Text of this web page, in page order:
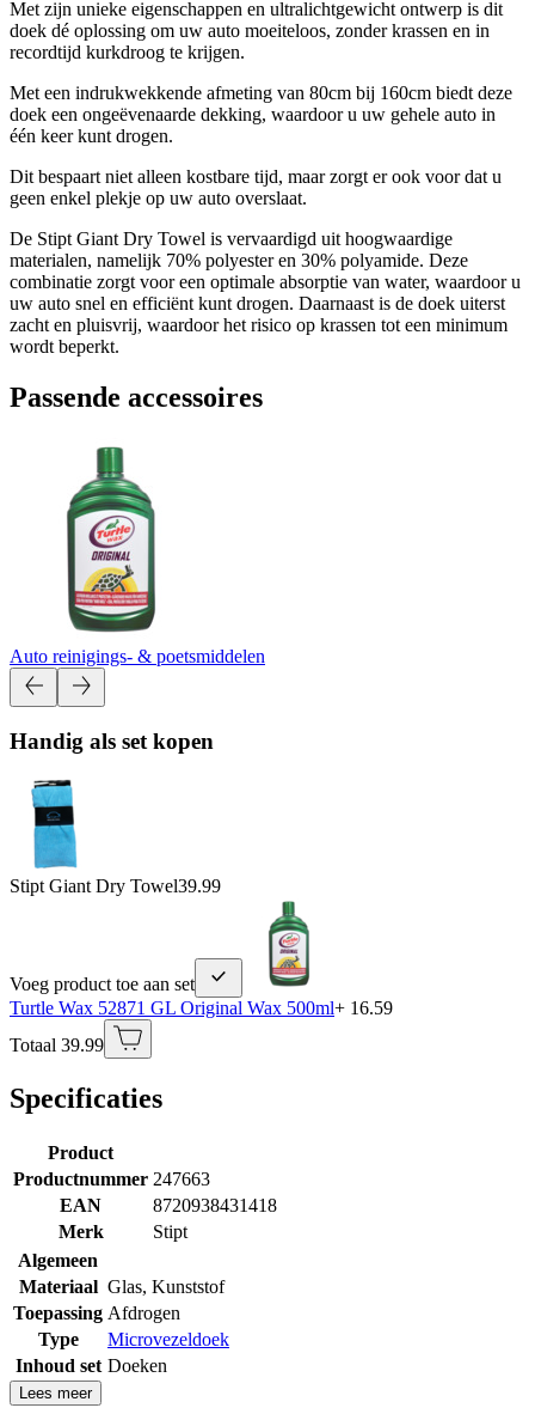
Met zijn unieke eigenschappen en ultralichtgewicht ontwerp is dit
doek dé oplossing om uw auto moeiteloos, zonder krassen en in
recordtijd kurkdroog te krijgen.
Met een indrukwekkende afmeting van 80cm bij 160cm biedt deze
doek een ongeëvenaarde dekking, waardoor u uw gehele auto in
één keer kunt drogen.
Dit bespaart niet alleen kostbare tijd, maar zorgt er ook voor dat u
geen enkel plekje op uw auto overslaat.
De Stipt Giant Dry Towel is vervaardigd uit hoogwaardige
materialen, namelijk 70% polyester en 30% polyamide. Deze
combinatie zorgt voor een optimale absorptie van water, waardoor u
uw auto snel en efficiënt kunt drogen. Daarnaast is de doek uiterst
zacht en pluisvrij, waardoor het risico op krassen tot een minimum
wordt beperkt.
Passende accessoires
Auto reinigings- & poetsmiddelen
Handig als set kopen
Stipt Giant Dry Towel39.99
Voeg product toe aan set
Turtle Wax 52871 GL Original Wax 500ml+ 16.59
Totaal 39.99
Specificaties
Product
Productnummer 247663
EAN
8720938431418
Merk
Stipt
Algemeen
Materiaal Glas, Kunststof
Toepassing Afdrogen
Type
Microvezeldoek
Inhoud set Doeken
Lees meer